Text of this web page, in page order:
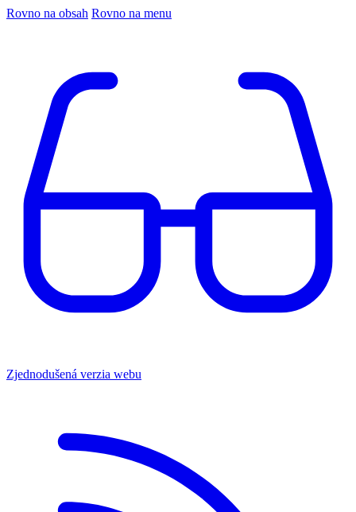
Rovno na obsah Rovno na menu
Zjednodušená verzia webu